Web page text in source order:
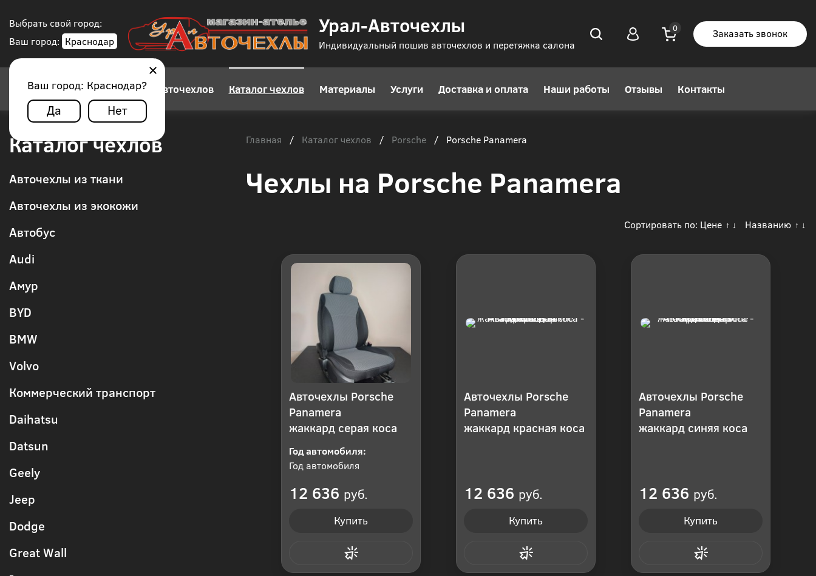
Выбрать свой город:
Ваш город: Краснодар
Ваш город: Краснодар?
Да Нет
Урал-Авточехлы
Индивидуальный пошив авточехлов и перетяжка салона
Заказать звонок
Конструктор авточехлов Каталог чехлов Материалы Услуги Доставка и оплата Наши работы Отзывы Контакты
Каталог чехлов
Авточехлы из ткани
Авточехлы из экокожи
Автобус
Audi
Амур
BYD
BMW
Volvo
Коммерческий транспорт
Daihatsu
Datsun
Geely
Jeep
Dodge
Great Wall
Главная / Каталог чехлов / Porsche / Porsche Panamera
Чехлы на Porsche Panamera
Сортировать по: Цене ↑ ↓ Названию ↑ ↓
Авточехлы Porsche
Panamera
жаккард серая коса
Год автомобиля:
Год автомобиля
12 636 руб.
Купить
Авточехлы Porsche
Panamera
жаккард красная коса
12 636 руб.
Купить
Авточехлы Porsche
Panamera
жаккард синяя коса
12 636 руб.
Купить